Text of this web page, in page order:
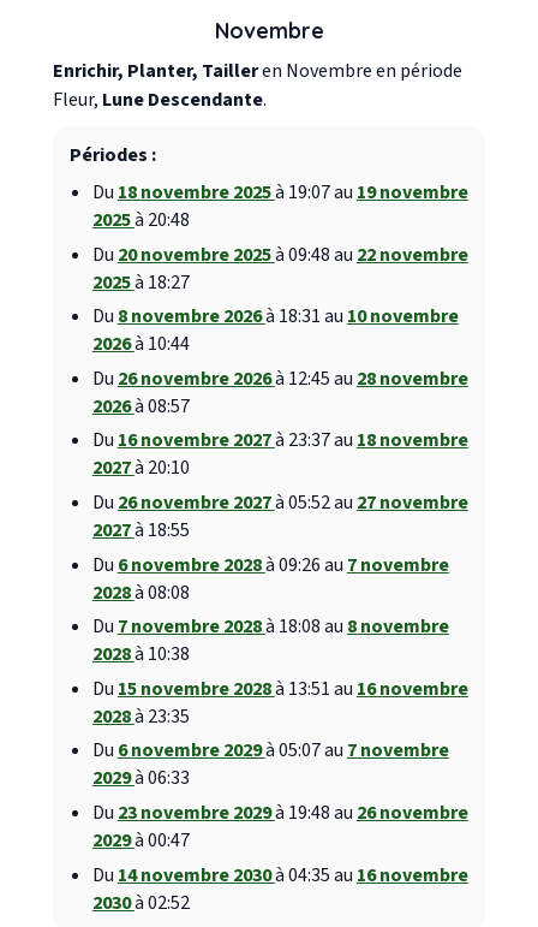
Novembre
Enrichir, Planter, Tailleren Novembre en période
Fleur, Lune Descendante.
Périodes :
Du 18 novembre 2025à 19:07 au 19 novembre
2025à 20:48
Du 20 novembre 2025à 09:48 au 22 novembre
2025à 18:27
Du 8 novembre 2026à 18:31 au 10 novembre
2026à 10:44
Du 26 novembre 2026à 12:45 au 28 novembre
2026à 08:57
Du16 novembre 2027à 23:37 au18 novembre
2027à 20:10
Du 26 novembre 2027à 05:52 au 27 novembre
2027à 18:55
Du 6 novembre 2028à 09:26 au 7 novembre
2028à 08:08
Du 7 novembre 2028à 18:08 au 8 novembre
2028à 10:38
Du 15 novembre 2028à 13:51 au 16 novembre
2028à 23:35
Du6 novembre 2029à 05:07 au7 novembre
2029à 06:33
Du 23 novembre 2029à 19:48 au 26 novembre
2029à 00:47
Du 14 novembre 2030à 04:35 au 16 novembre
2030à 02:52